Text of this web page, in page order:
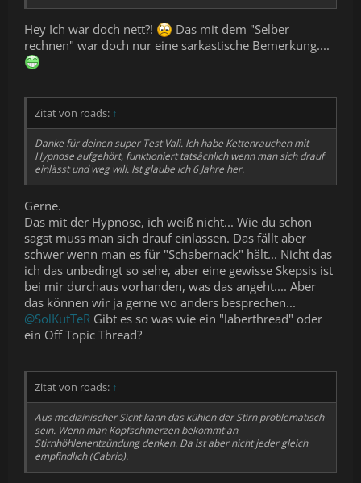
Hey Ich war doch nett?!
Das mit dem "Selber
rechnen" war doch nur eine sarkastische Bemerkung....
Zitat von roads: ↑
Danke für deinen super Test Vali. Ich habe Kettenrauchen mit
Hypnose aufgehört, funktioniert tatsächlich wenn man sich drauf
einlässt und weg will. Ist glaube ich 6 Jahre her.
Gerne.
Das mit der Hypnose, ich weiß nicht... Wie du schon
sagst muss man sich drauf einlassen. Das fällt aber
schwer wenn man es für "Schabernack" hält... Nicht das
ich das unbedingt so sehe, aber eine gewisse Skepsis ist
bei mir durchaus vorhanden, was das angeht.... Aber
das können wir ja gerne wo anders besprechen...
@SolKutTeR Gibt es so was wie ein "laberthread" oder
ein Off Topic Thread?
Zitat von roads: ↑
Aus medizinischer Sicht kann das kühlen der Stirn problematisch
sein. Wenn man Kopfschmerzen bekommt an
Stirnhöhlenentzündung denken. Da ist aber nicht jeder gleich
empfindlich (Cabrio).